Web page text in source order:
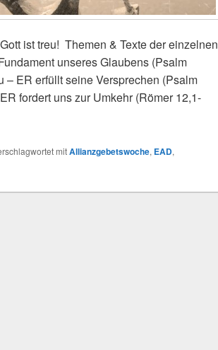
ist treu! Themen & Texte der einzelnen
unseres Glaubens (Psalm
– ER erfüllt seine Versprechen (Psalm
fordert uns zur Umkehr (Römer 12,1-
2026
mitAllianzgebetswoche, EAD,